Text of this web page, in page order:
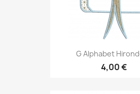
G Alphabet
4,00 €